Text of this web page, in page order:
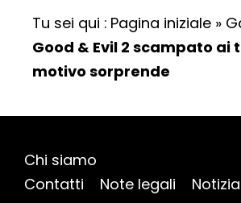
Tu sei qui : Pagina iniziale »
Good & Evil 2 scampato ai
motivo sorprende
Chi siamo
Contatti
Note legali